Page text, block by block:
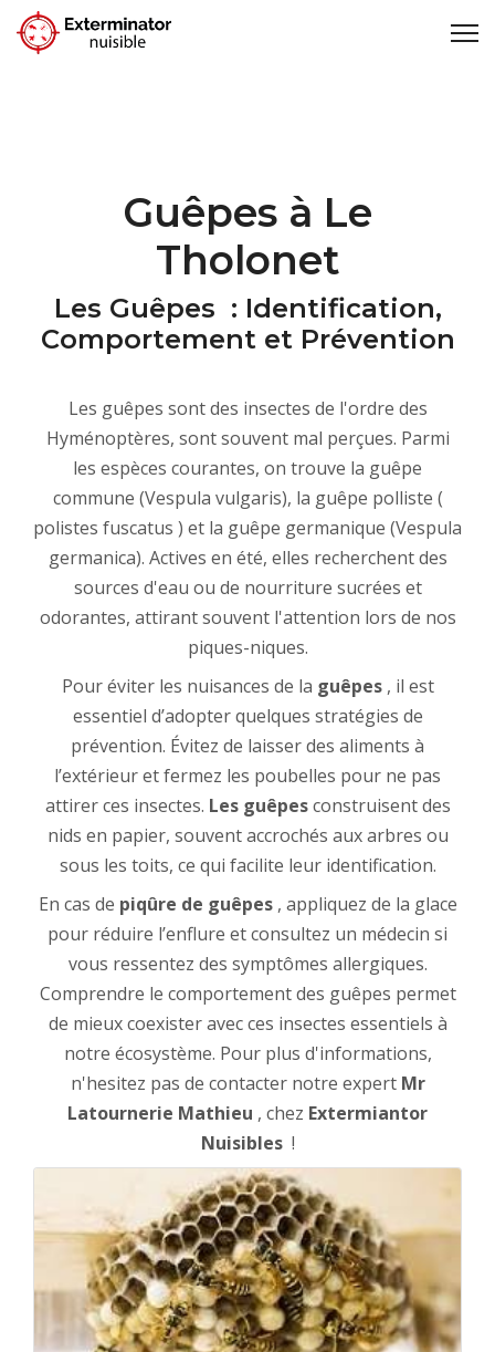
Guêpes à Le
Tholonet
Les Guêpes : Identification,
Comportement et Prévention
Les guêpes sont des insectes de l'ordre des
Hyménoptères, sont souvent mal perçues. Parmi
les espèces courantes, on trouve la guêpe
commune (Vespula vulgaris), la guêpe polliste (
polistes fuscatus ) et la guêpe germanique (Vespula
germanica). Actives en été, elles recherchent des
sources d'eau ou de nourriture sucrées et
odorantes, attirant souvent l'attention lors de nos
piques-niques.
Pour éviter les nuisances de la guêpes, il est
essentiel d’adopter quelques stratégies de
prévention. Évitez de laisser des aliments à
l’extérieur et fermez les poubelles pour ne pas
attirer ces insectes. Les guêpesconstruisent des
nids en papier, souvent accrochés aux arbres ou
sous les toits, ce qui facilite leur identification.
En cas de piqûre de guêpes, appliquez de la glace
pour réduire l’enflure et consultez un médecin si
vous ressentez des symptômes allergiques.
Comprendre le comportement des guêpes permet
de mieux coexister avec ces insectes essentiels à
notre écosystème. Pour plus d'informations,
n'hesitez pas de contacter notre expert Mr
Latournerie Mathieu , chez Extermiantor
Nuisibles!